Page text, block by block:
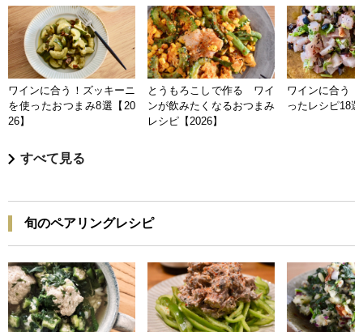
ワインに合う！ズッキーニ
を使ったおつまみ8選【20
26】
とうもろこしで作る ワイ
ンが飲みたくなるおつまみ
レシピ【2026】
ワインに合う
ったレシピ18
すべて見る
旬のペアリングレシピ